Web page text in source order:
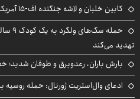
کابین خلبان و لاشه جنگنده اف-۱۵ آمریکایی که با پدافند ایران سرنگون شد
تهدید می‌کند
بارش باران، رعدوبرق و طوفان شدید؛
ادعای وال‌استریت ژورنال: حمله